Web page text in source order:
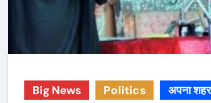
Big News Politics अपना शहर